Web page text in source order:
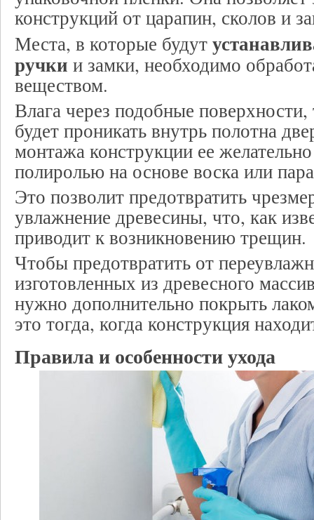
конструкций от царапин, сколов и
Места, в которые будут
ручки и замки, необходимо
веществом.
Влага через подобные
будет проникать внутрь полотна
монтажа конструкции ее
полиролью на основе воска или
Это позволит предотвратить
увлажнение древесины, что, как
приводит к возникновению трещин.
Чтобы предотвратить от
изготовленных из древесного
нужно дополнительно покрыть
это тогда, когда конструкция
Правила и особенности ухода